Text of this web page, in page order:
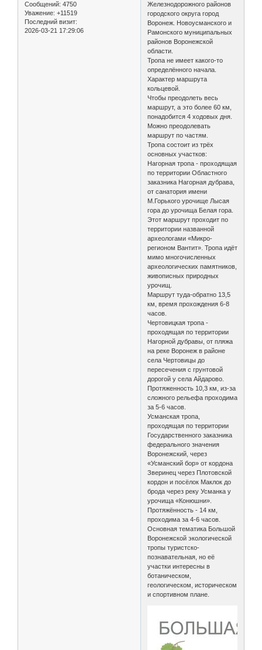
Сообщений: 4750
Уважение: +11519
Последний визит:
2026-03-21 17:29:06
Железнодорожного районов
городского округа город
Воронеж. Новоусманского и
Рамонского муниципальных
районов Воронежской
области.
Тропа не имеет какого-то
определённого начала.
Характер маршрута
кольцевой.
Чтобы преодолеть весь
маршрут, а это более 60 км,
понадобится 4 ходовых дня.
Можно преодолевать
маршрут по частям.
Тропа состоит из трёх
основных участков:
Нагорная тропа - проходящая
по территории Областного
заказника Нагорная дубрава,
от санатория имени
М.Горького урочище Лысая
гора до урочища Белая гора.
Этот маршрут проходит по
территории названной
археологами «Микро-
регионом Вантит». Тропа идёт
мимо многочисленных
археологических памятников,
живописных природных
урочищ.
Маршрут туда-обратно 13,5
км, время прохождения 6-8
часов.
Чертовицкая тропа -
проходящая по территории
Нагорной дубравы, от пляжа
на реке Воронеж в районе
села Чертовицы до
пересечения с грунтовой
дорогой у села Айдарово.
Протяженность 10,3 км, из-за
сложного рельефа проходима
за 5-6 часов.
Усманская тропа,
проходящая по территории
Государственного заказника
федерального значения
Воронежский, через
«Усманский бор» от кордона
Зверинец через Плотовской
кордон и посёлок Маклок до
брода через реку Усманка у
урочища «Конюшни».
Протяжённость - 14 км,
проходима за 4-6 часов.
Основная тематика Большой
Воронежской экологической
тропы туристско-
познавательная, но её
участки интересны в
ботаническом,
геологическом, историческом
и спортивном плане.